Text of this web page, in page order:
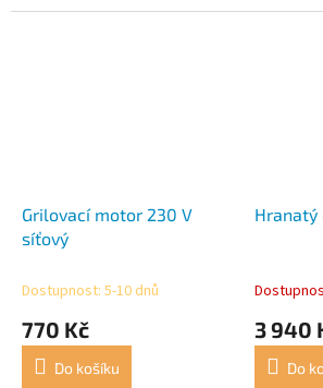
Grill Guru
Grilovací motor 230 V
síťový
Dostupnost: 5-10 dnů
770 Kč
Do košíku
Hranatý
3 940
Do